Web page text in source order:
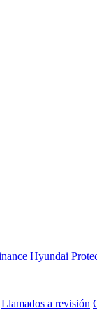
Hyundai
Llamados a revisión